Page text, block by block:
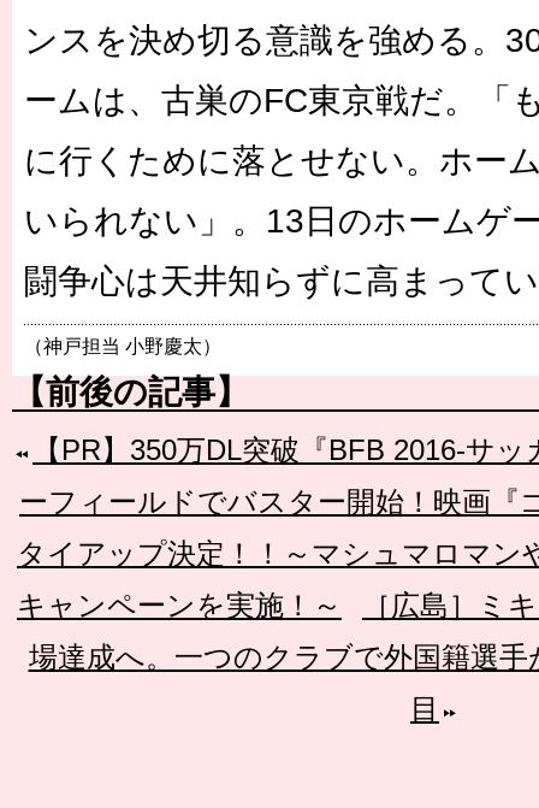
ンスを決め切る意識を強める。
ームは、古巣のFC東京戦だ。「
に行くために落とせない。ホー
いられない」。13日のホームゲ
闘争心は天井知らずに高まって
（神戸担当 小野慶太）
【前後の記事】
【PR】350万DL突破『BFB 2016-サ
ーフィールドでバスター開始！映画『
タイアップ決定！！～マシュマロマン
キャンペーンを実施！～
［広島］ミ
場達成へ。一つのクラブで外国籍選
目